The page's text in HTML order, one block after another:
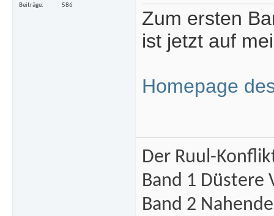
Beiträge
586
Zum ersten
ist jetzt auf
Homepage
Der Ruul-
Band 1 Düstere
Band 2